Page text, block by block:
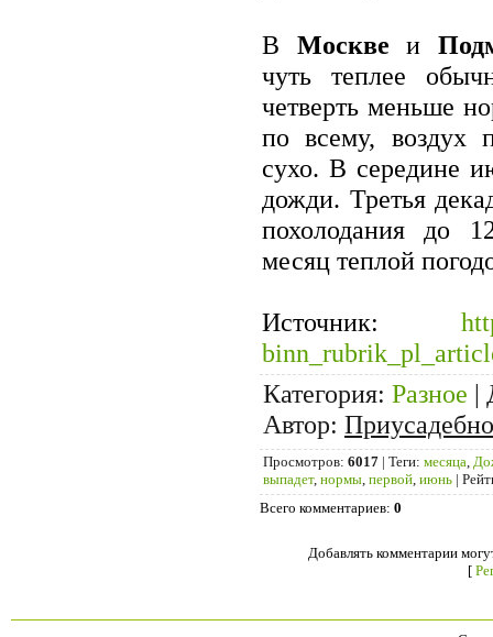
В Москве и
чуть теплее
четверть меньше
по всему, воздух
сухо. В середине
дожди. Третья
похолодания до
месяц теплой
Источник:
Категория: Разное |
Автор:
Просмотров: 6017 | Теги: месяца,
выпадет, нормы, первой, июнь |
Всего комментариев: 0
Добавлять комментарии
[